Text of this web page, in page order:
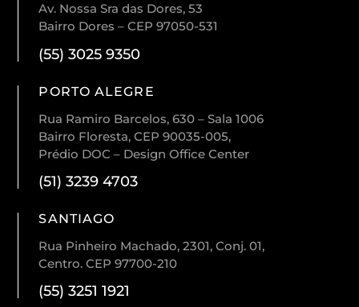
Av. Nossa Sra das Dores, 53
Bairro Dores – CEP 97050-531
(55) 3025 9350
PORTO ALEGRE
Rua Ramiro Barcelos, 630 – Sala 1006
Bairro Floresta, CEP 90035-005,
Prédio DOC – Design Office Center
(51) 3239 4703
SANTIAGO
Rua Pinheiro Machado, 2301, Conj. 01,
Centro. CEP 97700-210
(55) 3251 1921